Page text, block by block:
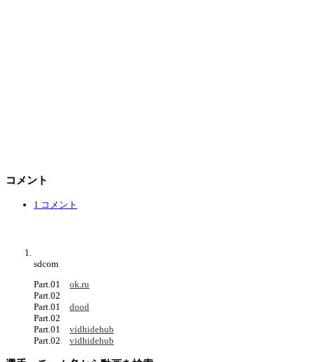
コメント
1 コメント
sdcom
Part.01 ok.ru
Part.02
Part.01 dood
Part.02
Part.01 vidhidehub
Part.02 vidhidehub